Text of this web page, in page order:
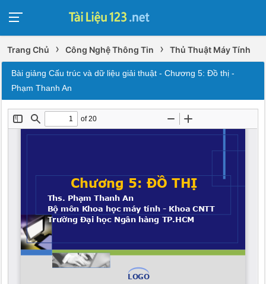
Trang Chủ › Công Nghệ Thông Tin › Thủ Thuật Máy Tính
Bài giảng Cấu trúc và dữ liệu giải thuật - Chương 5: Đồ thị -
Phạm Thanh An